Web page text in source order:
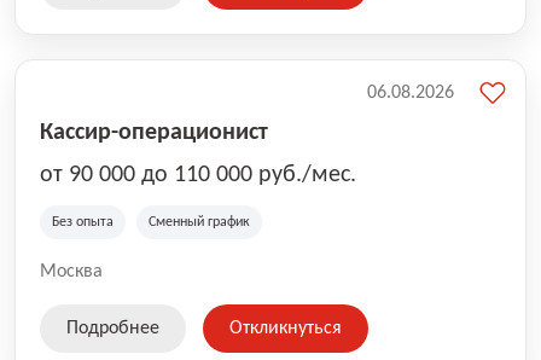
Кассир-операционист
от 90 000 до 110 000 руб./мес.
Без опыта Сменный график
Москва
06.08.2026
Подробнее Откликнуться